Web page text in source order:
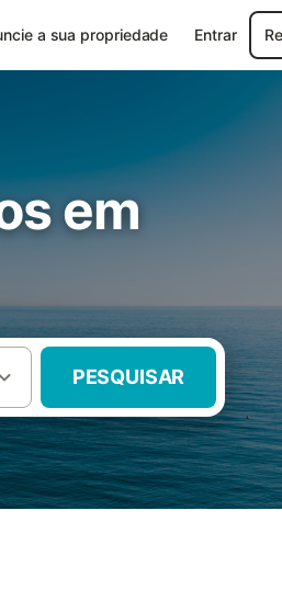
a sua propriedade Entrar
em
PESQUISAR